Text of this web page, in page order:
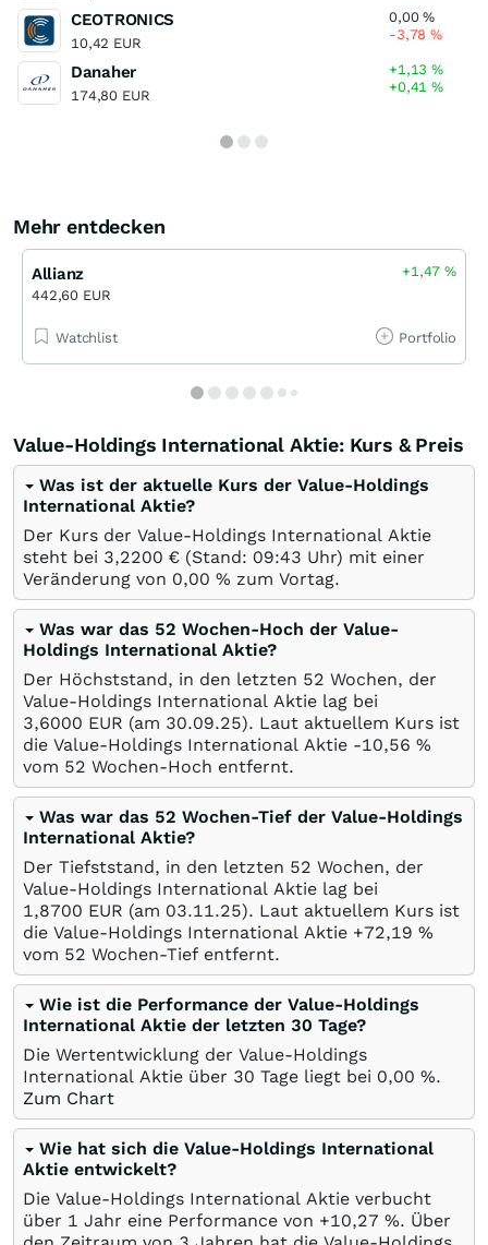
CEOTRONICS
10,42 EUR
0,00%
-3,78%
Danaher
174,80 EUR
+1,13%
+0,41%
Mehr entdecken
Allianz
442,60 EUR
+1,47%
Watchlist Portfolio
Value-Holdings International Aktie: Kurs & Preis
Was ist der aktuelle Kurs der Value-Holdings
International Aktie?
Der Kurs der Value-Holdings International Aktie
steht bei 3,2200 € (Stand: 09:43 Uhr) mit einer
Veränderung von 0,00 % zum Vortag.
Was war das 52 Wochen-Hoch der Value-
Holdings International Aktie?
Der Höchststand, in den letzten 52 Wochen, der
Value-Holdings International Aktie lag bei
3,6000 EUR (am 30.09.25). Laut aktuellem Kurs ist
die Value-Holdings International Aktie -10,56 %
vom 52 Wochen-Hoch entfernt.
Was war das 52 Wochen-Tief der Value-Holdings
International Aktie?
Der Tiefststand, in den letzten 52 Wochen, der
Value-Holdings International Aktie lag bei
1,8700 EUR (am 03.11.25). Laut aktuellem Kurs ist
die Value-Holdings International Aktie +72,19 %
vom 52 Wochen-Tief entfernt.
Wie ist die Performance der Value-Holdings
International Aktie der letzten 30 Tage?
Die Wertentwicklung der Value-Holdings
International Aktie über 30 Tage liegt bei 0,00 %.
Zum Chart
Wie hat sich die Value-Holdings International
Aktie entwickelt?
Die Value-Holdings International Aktie verbucht
über 1 Jahr eine Performance von +10,27 %. Über